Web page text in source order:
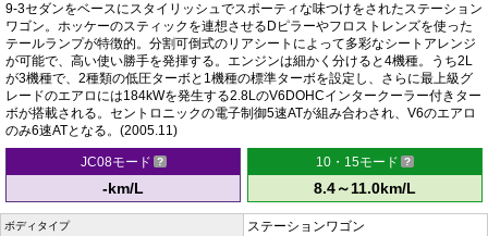
9-3セダンをベースにスタイリッシュでスポーティな味つけをされたステーション
ワゴン。ホッケーのスティックを連想させるDピラーやフロストレンズを使った
テールランプが特徴的。分割可倒式のリアシートによって多彩なシートアレンジ
が可能で、高い使い勝手を発揮する。エンジンは細かく分けると4機種。うち2L
が3機種で、2種類の低圧ターボと1機種の標準ターボを設定し、さらに最上級グ
レードのエアロには184kWを発生する2.8LのV6DOHCインタークーラー付きター
ボが搭載される。セントロニックの電子制御5速ATが組み合わされ、V6のエアロ
のみ6速ATとなる。(2005.11)
JC08モード
-km/L
10・15モード
8.4～11.0km/L
ボディタイプ ステーションワゴン